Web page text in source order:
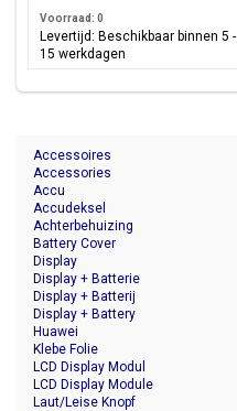
Voorraad: 0
Levertijd: Beschikbaar binnen 5 -
15 werkdagen
Accessoires
Accessories
Accu
Accudeksel
Achterbehuizing
Battery Cover
Display
Display + Batterie
Display + Batterij
Display + Battery
Huawei
Klebe Folie
LCD Display Modul
LCD Display Module
Laut/Leise Knopf